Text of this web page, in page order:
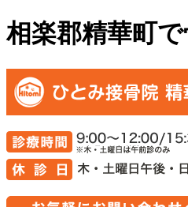
相楽郡精華町